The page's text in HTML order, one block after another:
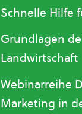
Schnelle Hilfe
Grundlagen
Landwirtschaft
Webinarreihe
Marketing in